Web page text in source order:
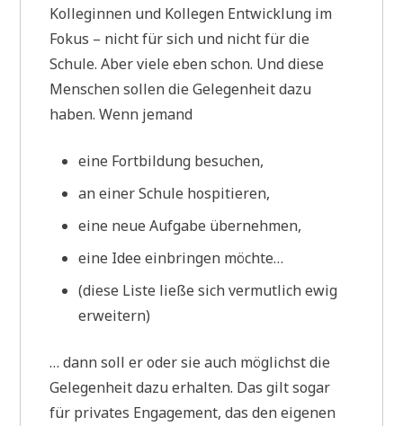
Kolleginnen und Kollegen Entwicklung im
Fokus – nicht für sich und nicht für die
Schule. Aber viele eben schon. Und diese
Menschen sollen die Gelegenheit dazu
haben. Wenn jemand
eine Fortbildung besuchen,
an einer Schule hospitieren,
eine neue Aufgabe übernehmen,
eine Idee einbringen möchte…
(diese Liste ließe sich vermutlich ewig
erweitern)
… dann soll er oder sie auch möglichst die
Gelegenheit dazu erhalten. Das gilt sogar
für privates Engagement, das den eigenen